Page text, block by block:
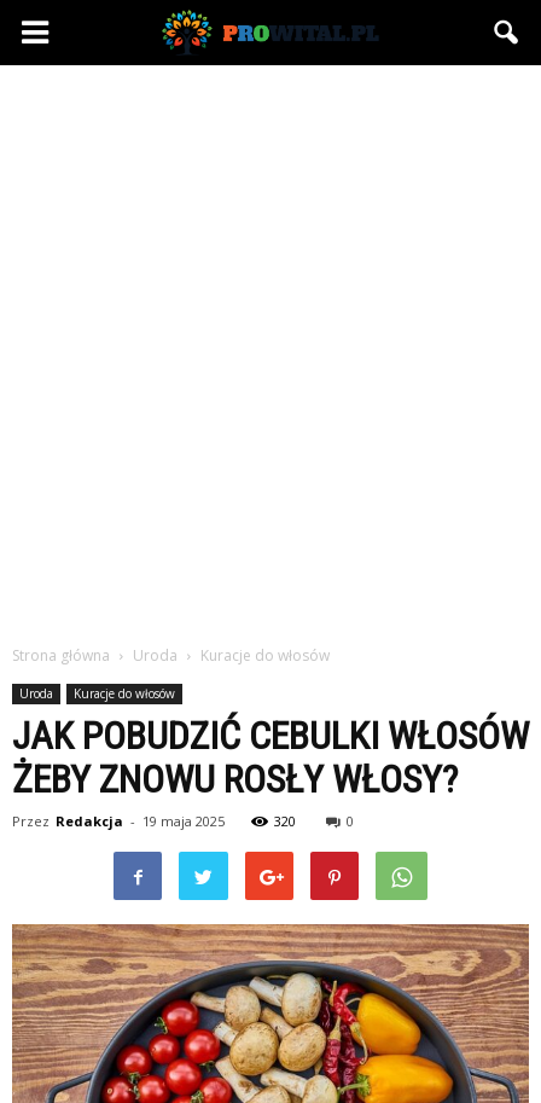
Prowital.pl
Strona główna Uroda Kuracje do włosów
Uroda Kuracje do włosów
JAK POBUDZIĆ CEBULKI WŁOSÓW
ŻEBY ZNOWU ROSŁY WŁOSY?
Przez Redakcja - 19 maja 2025 320 0